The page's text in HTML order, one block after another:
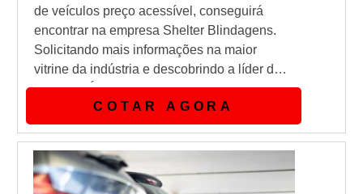
de veículos preço acessível, conseguirá
encontrar na empresa Shelter Blindagens.
Solicitando mais informações na maior
vitrine da indústria e descobrindo a líder do
mercado.É importante lembrar que o serviço
deve sempre ser prestado por empresas
especializadas no segmento. Esse tipo de
cuidado ajuda a garantir a qualidade e
assertividade do serviço, além de evitar
prejuízos com imprevistos e execu...
COTAR AGORA